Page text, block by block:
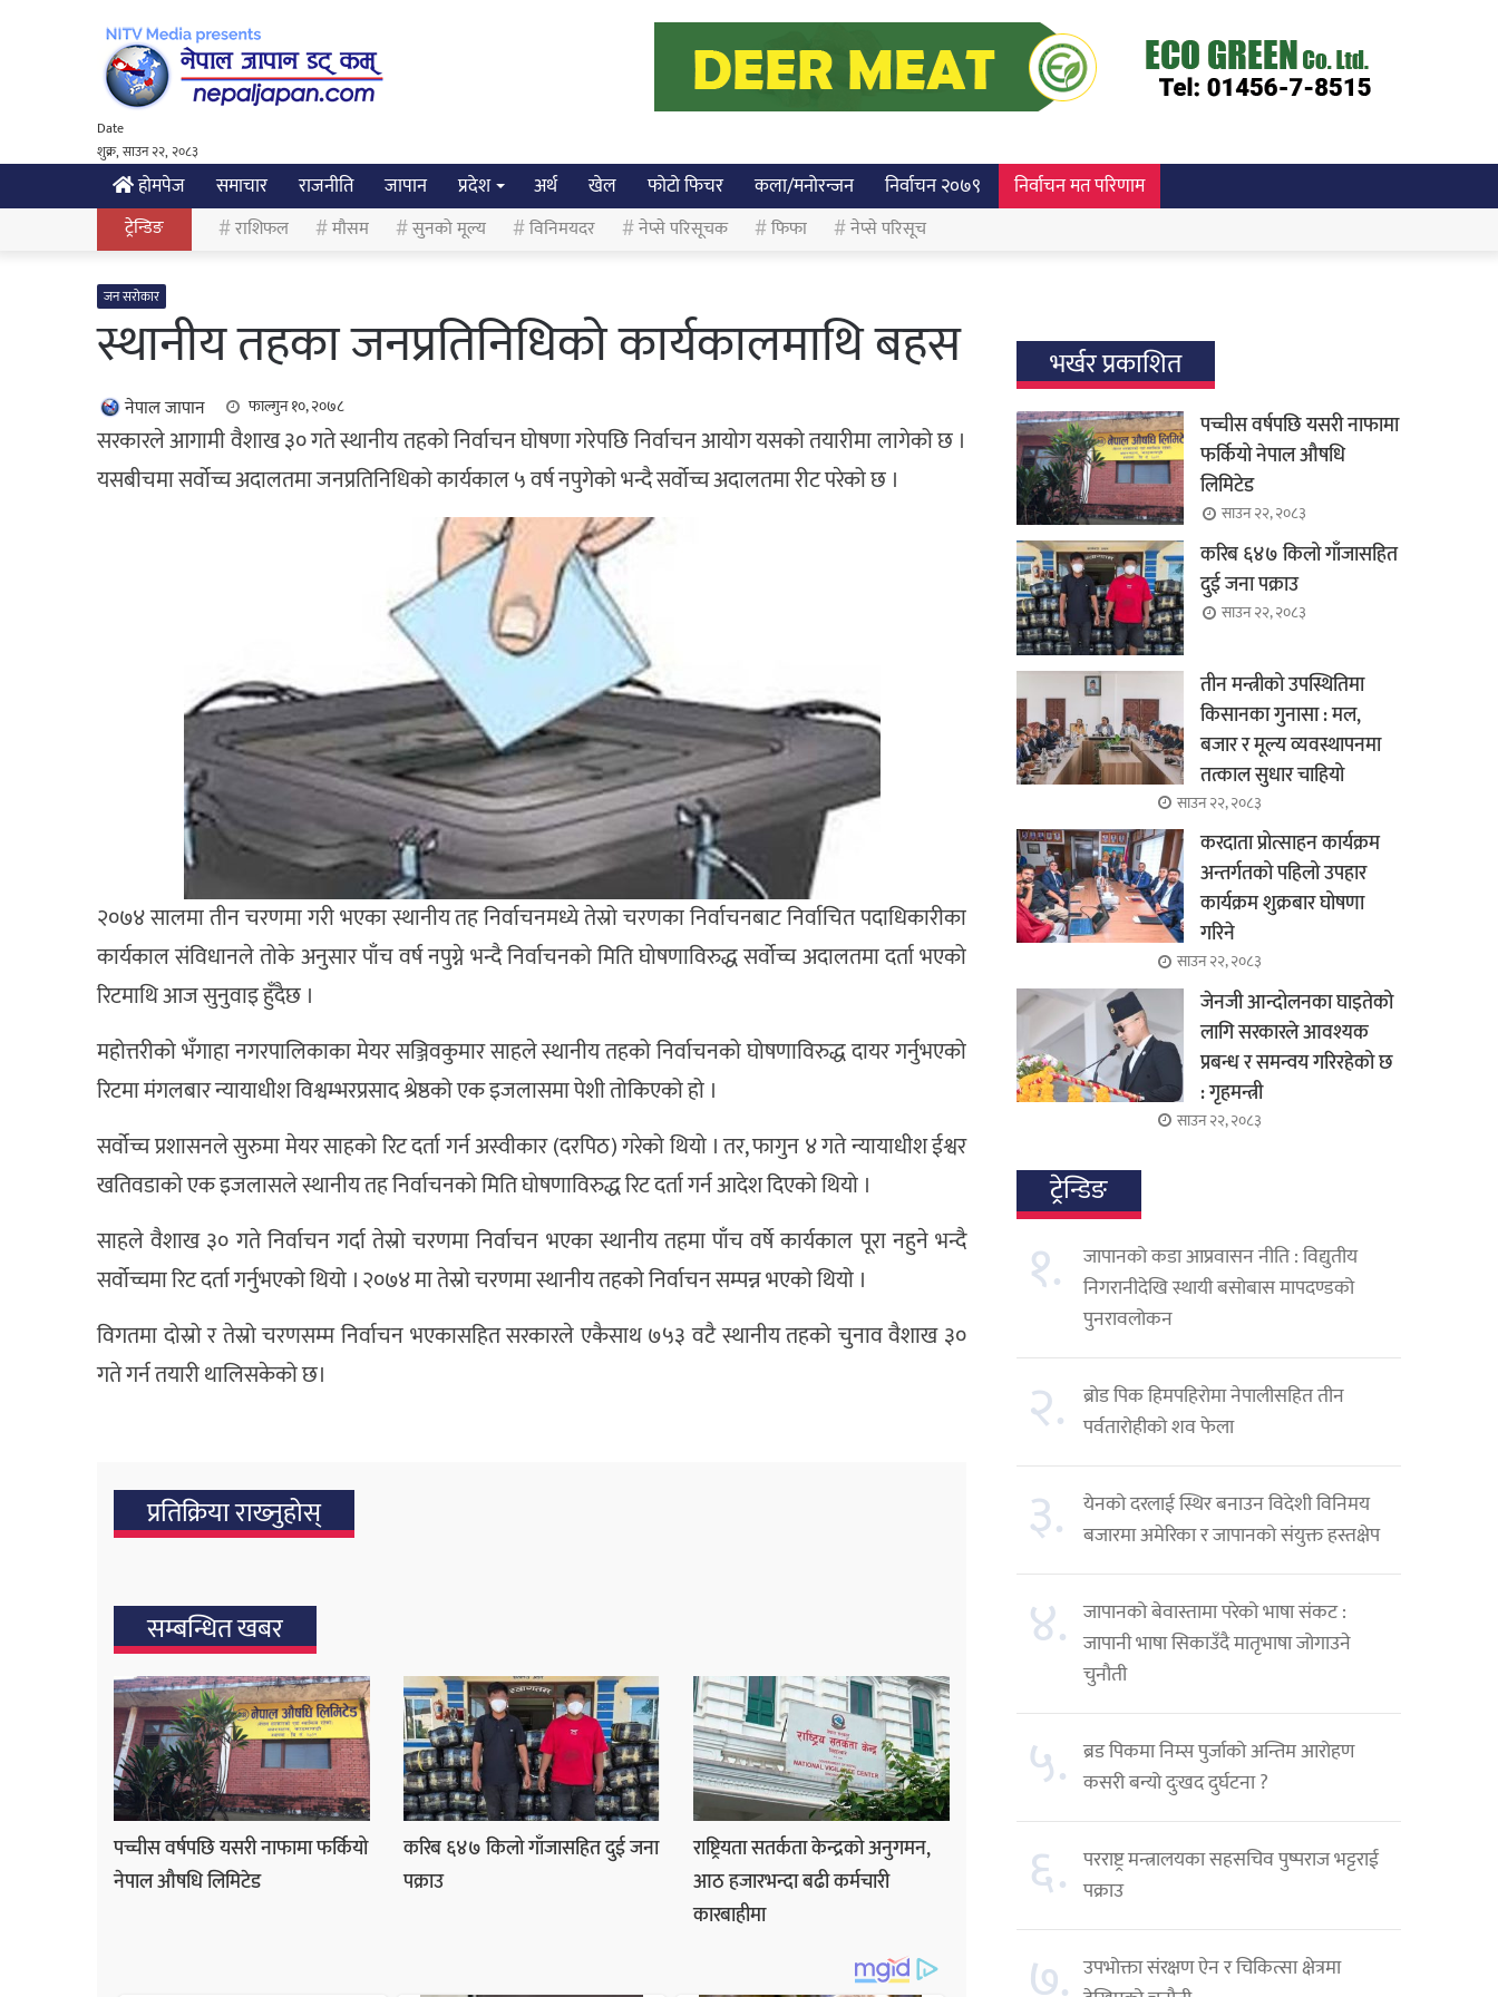
Date
शुक्र, साउन २२, २०८३
होमपेज समाचार राजनीति जापान प्रदेश अर्थ खेल फोटो फिचर कला/मनोरन्जन निर्वाचन २०७९ निर्वाचन मत परिणाम
ट्रेन्डिङ राशिफल मौसम सुनको मूल्य विनिमयदर नेप्से परिसूचक फिफा नेप्से परिसूच
जन सरोकार
स्थानीय तहका जनप्रतिनिधिको कार्यकालमाथि बहस
नेपाल जापान फाल्गुन १०, २०७८
सरकारले आगामी वैशाख ३० गते स्थानीय तहको निर्वाचन घोषणा गरेपछि निर्वाचन आयोग यसको तयारीमा लागेको छ ।
यसबीचमा सर्वोच्च अदालतमा जनप्रतिनिधिको कार्यकाल ५ वर्ष नपुगेको भन्दै सर्वोच्च अदालतमा रीट परेको छ ।
२०७४ सालमा तीन चरणमा गरी भएका स्थानीय तह निर्वाचनमध्ये तेस्रो चरणका निर्वाचनबाट निर्वाचित पदाधिकारीका
कार्यकाल संविधानले तोके अनुसार पाँच वर्ष नपुग्ने भन्दै निर्वाचनको मिति घोषणाविरुद्ध सर्वोच्च अदालतमा दर्ता भएको
रिटमाथि आज सुनुवाइ हुँदैछ ।
महोत्तरीको भँगाहा नगरपालिकाका मेयर सञ्जिवकुमार साहले स्थानीय तहको निर्वाचनको घोषणाविरुद्ध दायर गर्नुभएको
रिटमा मंगलबार न्यायाधीश विश्वम्भरप्रसाद श्रेष्ठको एक इजलासमा पेशी तोकिएको हो ।
सर्वोच्च प्रशासनले सुरुमा मेयर साहको रिट दर्ता गर्न अस्वीकार (दरपिठ) गरेको थियो । तर, फागुन ४ गते न्यायाधीश ईश्वर
खतिवडाको एक इजलासले स्थानीय तह निर्वाचनको मिति घोषणाविरुद्ध रिट दर्ता गर्न आदेश दिएको थियो ।
साहले वैशाख ३० गते निर्वाचन गर्दा तेस्रो चरणमा निर्वाचन भएका स्थानीय तहमा पाँच वर्षे कार्यकाल पूरा नहुने भन्दै
सर्वोच्चमा रिट दर्ता गर्नुभएको थियो । २०७४ मा तेस्रो चरणमा स्थानीय तहको निर्वाचन सम्पन्न भएको थियो ।
विगतमा दोस्रो र तेस्रो चरणसम्म निर्वाचन भएकासहित सरकारले एकैसाथ ७५३ वटै स्थानीय तहको चुनाव वैशाख ३०
गते गर्न तयारी थालिसकेको छ।
प्रतिक्रिया राख्‍नुहोस्
सम्बन्धित खबर
पच्चीस वर्षपछि यसरी नाफामा फर्कियो
नेपाल औषधि लिमिटेड
करिब ६४७ किलो गाँजासहित दुई जना
पक्राउ
राष्ट्रियता सतर्कता केन्द्रको अनुगमन,
आठ हजारभन्दा बढी कर्मचारी
कारबाहीमा
भर्खर प्रकाशित
पच्चीस वर्षपछि यसरी नाफामा
फर्कियो नेपाल औषधि
लिमिटेड
साउन २२, २०८३
करिब ६४७ किलो गाँजासहित
दुई जना पक्राउ
साउन २२, २०८३
तीन मन्त्रीको उपस्थितिमा
किसानका गुनासा : मल,
बजार र मूल्य व्यवस्थापनमा
तत्काल सुधार चाहियो
साउन २२, २०८३
करदाता प्रोत्साहन कार्यक्रम
अन्तर्गतको पहिलो उपहार
कार्यक्रम शुक्रबार घोषणा
गरिने
साउन २२, २०८३
जेनजी आन्दोलनका घाइतेको
लागि सरकारले आवश्यक
प्रबन्ध र समन्वय गरिरहेको छ
: गृहमन्त्री
साउन २२, २०८३
ट्रेन्डिङ
१.
जापानको कडा आप्रवासन नीति : विद्युतीय
निगरानीदेखि स्थायी बसोबास मापदण्डको
पुनरावलोकन
२.
ब्रोड पिक हिमपहिरोमा नेपालीसहित तीन
पर्वतारोहीको शव फेला
३.
येनको दरलाई स्थिर बनाउन विदेशी विनिमय
बजारमा अमेरिका र जापानको संयुक्त हस्तक्षेप
४. जापानको बेवास्तामा परेको भाषा संकट :
जापानी भाषा सिकाउँदै मातृभाषा जोगाउने
चुनौती
५. ब्रड पिकमा निम्स पुर्जाको अन्तिम आरोहण
कसरी बन्यो दुःखद दुर्घटना ?
६. परराष्ट्र मन्त्रालयका सहसचिव पुष्पराज भट्टराई
पक्राउ
उपभोक्ता संरक्षण ऐन र चिकित्सा क्षेत्रमा